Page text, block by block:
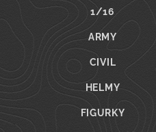
1/16
ARMY
CIVIL
HELMY
FIGURKY